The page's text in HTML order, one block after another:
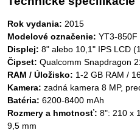
Rok vydania: 2015
Modelové označenie: YT3-850F
Displej: 8" alebo 10,1" IPS LCD
Čipset: Qualcomm Snapdragon
RAM / Úložisko: 1-2 GB RAM /
Kamera: zadná kamera 8 MP,
Batéria: 6200-8400 mAh
Rozmery a hmotnosť: 8": 210 x
9,5 mm